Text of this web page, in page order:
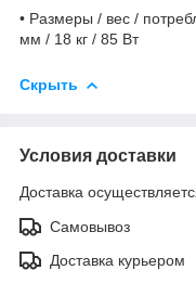
• Размеры / вес /
мм / 18 кг / 85 Вт
Скрыть
Условия доставки
Доставка
Самовывоз
Доставка курьером